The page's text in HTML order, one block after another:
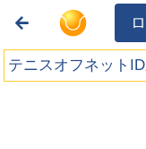
テニスオフネット